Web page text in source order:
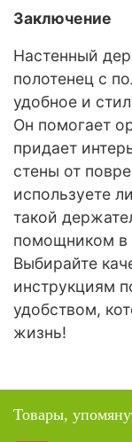
Заключение
Настенный
полотенец с
удобное и
Он помогает
придает
стены от
используете
такой
помощником в
Выбирайте
инструкциям
удобством,
жизнь!
Товары,